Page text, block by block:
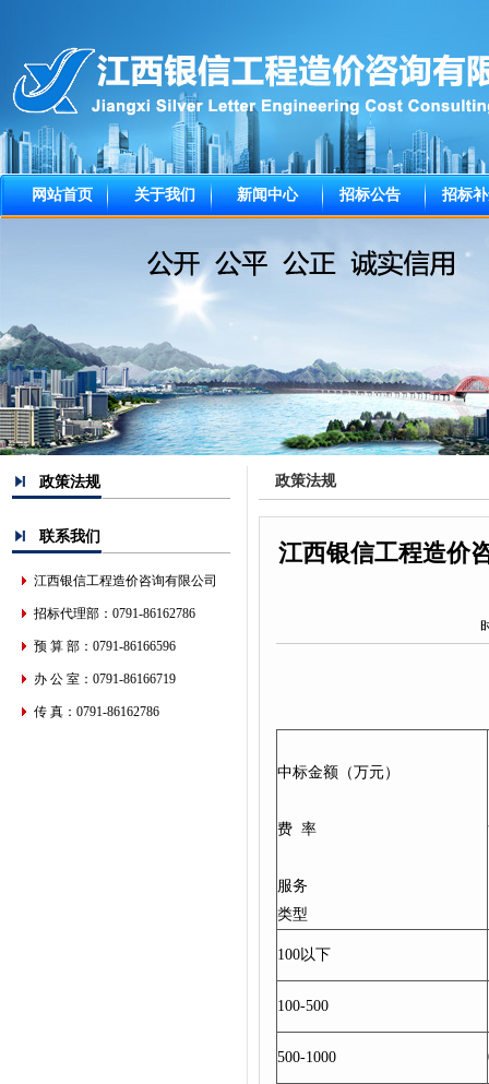
网站首页 关于我们 新闻中心 招标公告 招标
政策法规
联系我们
江西银信工程造价咨询有限公司
招标代理部：0791-86162786
预 算 部：0791-86166596
办 公 室：0791-86166719
传 真：0791-86162786
政策法规
江西银信工程造价
中标金额（万元）
费 率
服务
类型
100以下
100-500
500-1000